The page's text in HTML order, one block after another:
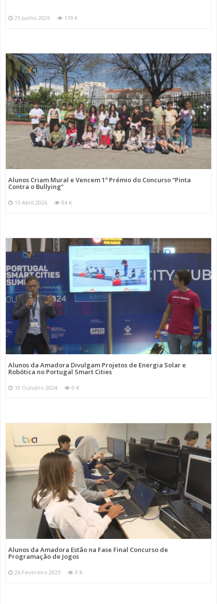
25 Junho 2026 119 K
Alunos Criam Mural e Vencem 1º Prémio do Concurso “Pinta
Contra o Bullying”
15 Abril 2026 84 K
Alunos da Amadora Divulgam Projetos de Energia Solar e
Robótica no Portugal Smart Cities
10 Outubro 2024 0 K
Alunos da Amadora Estão na Fase Final Concurso de
Programação de Jogos
26 Fevereiro 2025 0 K